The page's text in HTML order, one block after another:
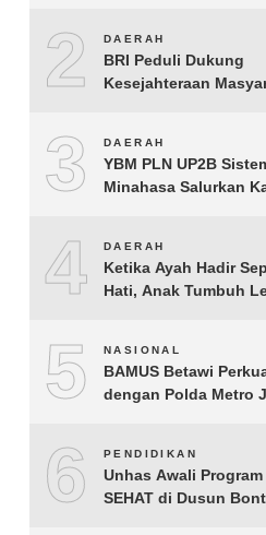
2 DAERAH
BRI Peduli Dukung
Kesejahteraan
3 DAERAH
YBM PLN UP2B
Minahasa Salurkan
Tomohon
4 DAERAH
Ketika Ayah Hadir
Hati, Anak Tumbuh
5 NASIONAL
BAMUS Betawi
dengan Polda Metro
Kondusif Jelang HUT
Republik Indonesia
6 PENDIDIKAN
Unhas Awali Program
SEHAT di Dusun